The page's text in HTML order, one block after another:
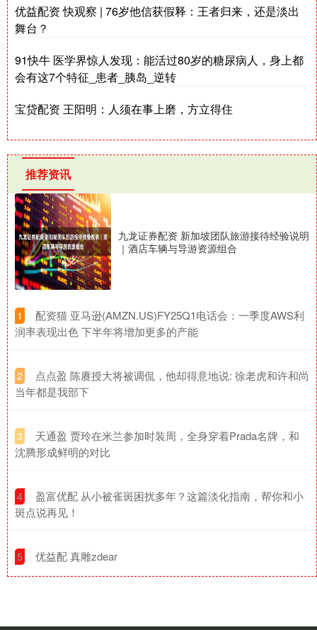
优益配资 快观察 | 76岁他信获假释：王者归来，还是淡出
舞台？
91快牛 医学界惊人发现：能活过80岁的糖尿病人，身上都
会有这7个特征_患者_胰岛_逆转
宝贷配资 王阳明：人须在事上磨，方立得住
推荐资讯
九龙证券配资 新加坡团队旅游接待经验说明
｜酒店车辆与导游资源组合
1
​配资猫 亚马逊(AMZN.US)FY25Q1电话会：一季度AWS利
润率表现出色 下半年将增加更多的产能
2
​点点盈 陈赓授大将被调侃，他却得意地说: 徐老虎和许和尚
当年都是我部下
3
​天通盈 贾玲在米兰参加时装周，全身穿着Prada名牌，和
沈腾形成鲜明的对比
4
​盈富优配 从小被雀斑困扰多年？这篇淡化指南，帮你和小
斑点说再见！
5 ​优益配 真雕zdear